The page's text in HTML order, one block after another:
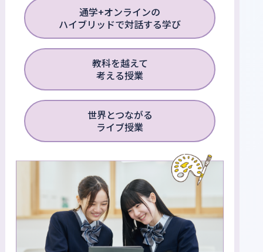
通学+オンラインの
ハイブリッドで対話する学び
教科を越えて
考える授業
世界とつながる
ライブ授業